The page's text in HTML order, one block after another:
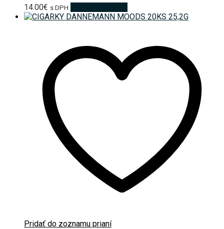
14.00€ s DPH
Pridať do zoznamu prianí